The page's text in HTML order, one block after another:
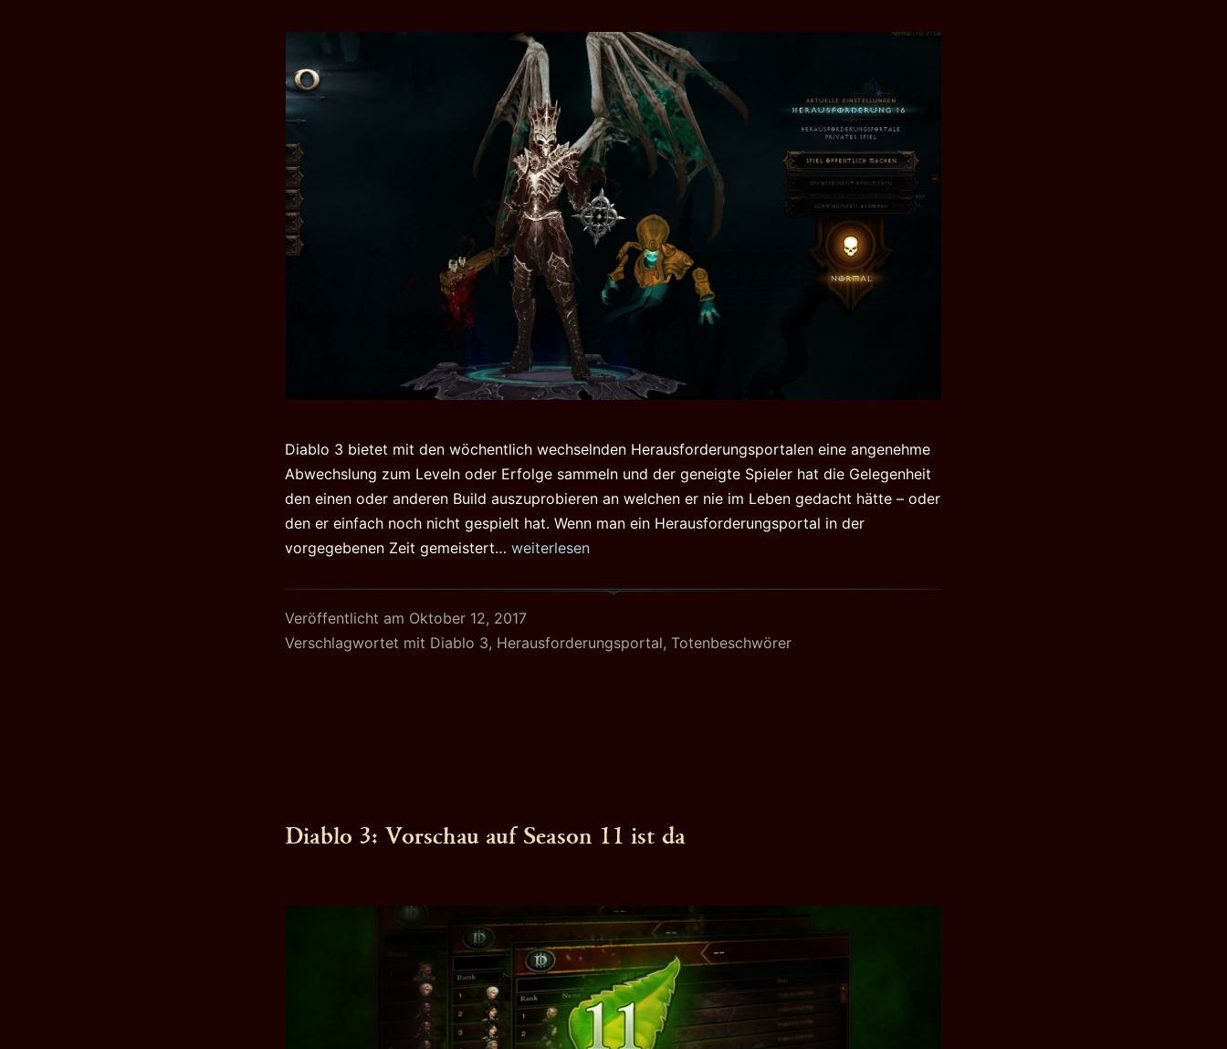
Diablo 3 bietet mit den wöchentlich wechselnden Herausforderungsportalen eine angenehme
Abwechslung zum Leveln oder Erfolge sammeln und der geneigte Spieler hat die Gelegenheit
den einen oder anderen Build auszuprobieren an welchen er nie im Leben gedacht hätte – oder
den er einfach noch nicht gespielt hat. Wenn man ein Herausforderungsportal in der
vorgegebenen Zeit gemeistert… Diablo
Challenge
#16
mit
weiterlesen
Veröffentlicht am Oktober 12, 2017
Verschlagwortet mit Diablo 3, Herausforderungsportal, Totenbeschwörer
Diablo 3: Vorschau auf Season 11 ist da